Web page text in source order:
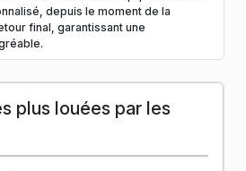
depuis le moment de la
final, garantissant une
plus louées par les